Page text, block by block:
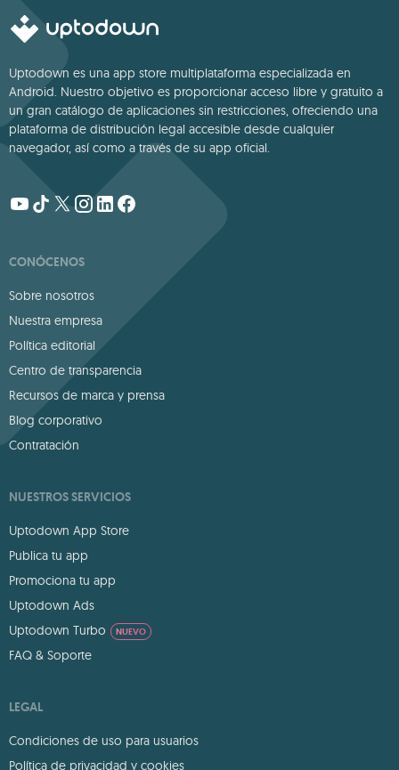
Uptodown es una app store multiplataforma especializada en
Android. Nuestro objetivo es proporcionar acceso libre y gratuito a
un gran catálogo de aplicaciones sin restricciones, ofreciendo una
plataforma de distribución legal accesible desde cualquier
navegador, así como a través de su app oficial.
CONÓCENOS
Sobre nosotros
Nuestra empresa
Política editorial
Centro de transparencia
Recursos de marca y prensa
Blog corporativo
Contratación
NUESTROS SERVICIOS
Uptodown App Store
Publica tu app
Promociona tu app
Uptodown Ads
Uptodown Turbo
NUEVO
FAQ & Soporte
LEGAL
Condiciones de uso para usuarios
Política de privacidad y cookies